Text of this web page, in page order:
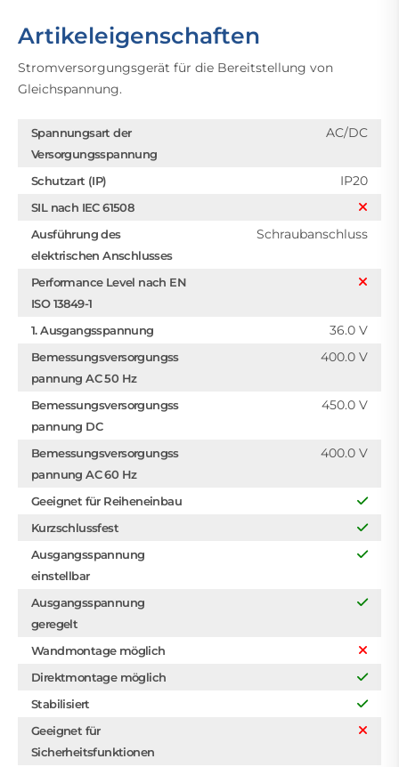
Artikeleigenschaften
Stromversorgungsgerät für die Bereitstellung von
Gleichspannung.
Spannungsart der
Versorgungsspannung
AC/DC
Schutzart (IP) IP20
SIL nach IEC 61508
Ausführung des
elektrischen Anschlusses
Schraubanschluss
Performance Level nach EN
ISO 13849-1
1. Ausgangsspannung
36.0 V
Bemessungsversorgungss
pannung AC 50 Hz
400.0 V
Bemessungsversorgungss
pannung DC
450.0 V
Bemessungsversorgungss
pannung AC 60 Hz
400.0 V
Geeignet für Reiheneinbau
Kurzschlussfest
Ausgangsspannung
einstellbar
Ausgangsspannung
geregelt
Wandmontage möglich
Direktmontage möglich
Stabilisiert
Geeignet für
Sicherheitsfunktionen